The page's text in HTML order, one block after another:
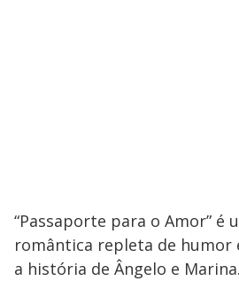
“Passaporte para o Amor” é
romântica repleta de humor
a história de Ângelo e